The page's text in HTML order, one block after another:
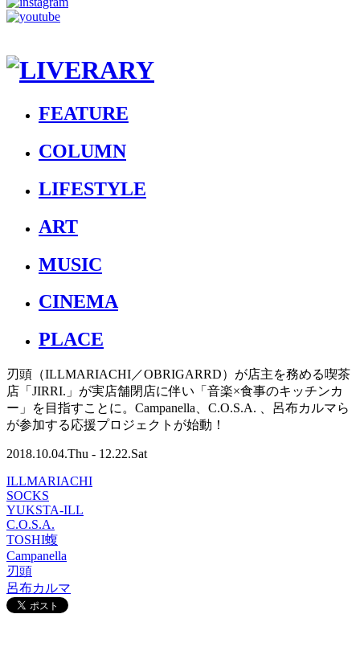
FEATURE
COLUMN
LIFESTYLE
ART
MUSIC
CINEMA
PLACE
刃頭（ILLMARIACHI／OBRIGARRD）が店主を務める喫茶
店「JIRRI.」が実店舗閉店に伴い「音楽×食事のキッチンカ
ー」を目指すことに。Campanella、C.O.S.A. 、呂布カルマら
が参加する応援プロジェクトが始動！
2018.10.04.Thu - 12.22.Sat
ILLMARIACHI
SOCKS
YUKSTA-ILL
C.O.S.A.
TOSHI蝮
Campanella
刃頭
呂布カルマ